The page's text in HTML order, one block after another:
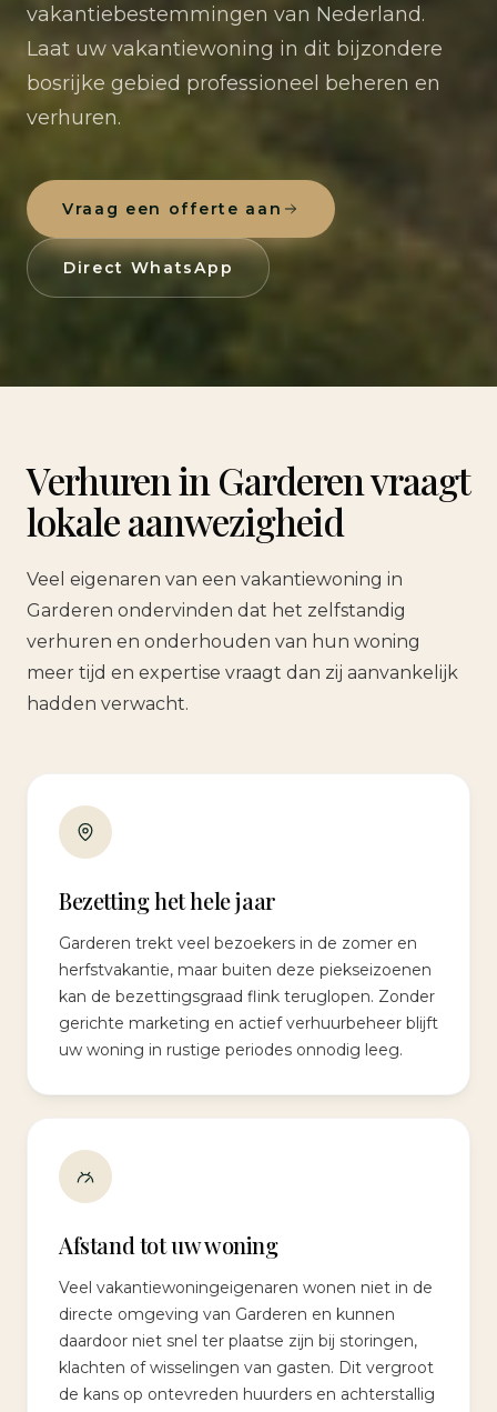
vakantiebestemmingen van Nederland.
Laat uw vakantiewoning in dit bijzondere
bosrijke gebied professioneel beheren en
verhuren.
Vraag een offerte aan
Direct WhatsApp
Verhuren in Garderen vraagt
lokale aanwezigheid
Veel eigenaren van een vakantiewoning in
Garderen ondervinden dat het zelfstandig
verhuren en onderhouden van hun woning
meer tijd en expertise vraagt dan zij aanvankelijk
hadden verwacht.
Bezetting het hele jaar
Garderen trekt veel bezoekers in de zomer en
herfstvakantie, maar buiten deze piekseizoenen
kan de bezettingsgraad flink teruglopen. Zonder
gerichte marketing en actief verhuurbeheer blijft
uw woning in rustige periodes onnodig leeg.
Afstand tot uw woning
Veel vakantiewoningeigenaren wonen niet in de
directe omgeving van Garderen en kunnen
daardoor niet snel ter plaatse zijn bij storingen,
klachten of wisselingen van gasten. Dit vergroot
de kans op ontevreden huurders en achterstallig